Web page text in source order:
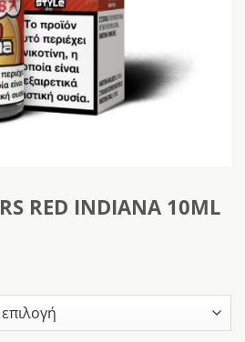
RED INDIANA 10ML